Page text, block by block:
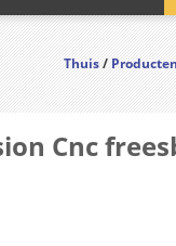
Thuis/
Cnc